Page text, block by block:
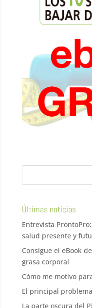
Últimas noticias
Entrevista
salud presente y
Consigue el eBook
grasa corporal
Cómo me motivo
El principal
La parte oscura del